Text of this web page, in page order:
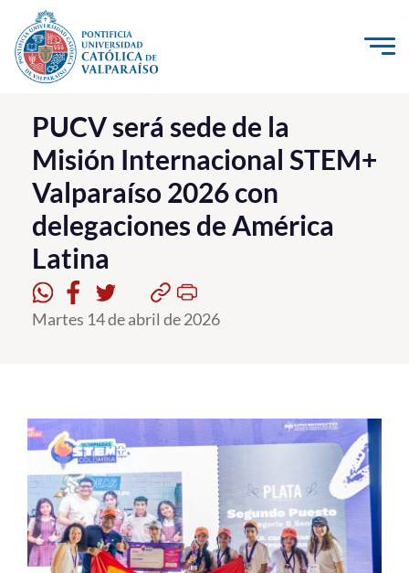
Click acá para ir directamente al contenido
La Universidad
Investigación, Creación e Innovación
PUCV Internacional
Vinculación con el Medio
Admisión
Pregrado
Estudiantes
Académicos
Funcionarios
Alumni
PUCV será sede de la
Misión Internacional STEM+
Valparaíso 2026 con
delegaciones de América
Latina
Martes 14 de abril de 2026